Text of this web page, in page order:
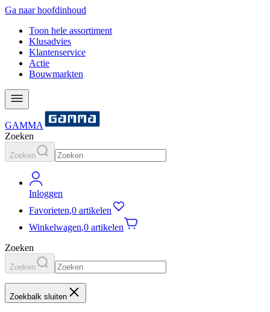
Ga naar hoofdinhoud
Toon hele assortiment
Klusadvies
Klantenservice
Actie
Bouwmarkten
GAMMA
Zoeken
Zoeken
Inloggen
Favorieten,0 artikelen
Winkelwagen,0 artikelen
Zoeken
Zoeken
Zoekbalk sluiten